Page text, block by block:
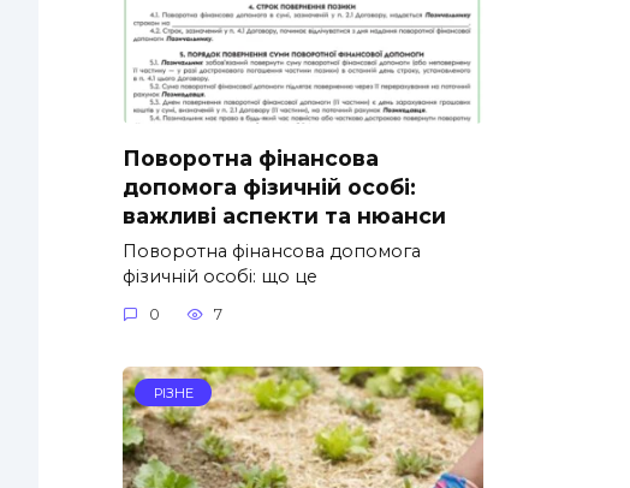
Поворотна фінансова
допомога фізичній особі:
важливі аспекти та нюанси
Поворотна фінансова допомога
фізичній особі: що це
0 7
РІЗНЕ